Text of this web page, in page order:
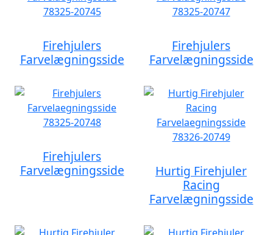
Firehjulers
Farvelægningsside
Firehjulers
Farvelægningsside
Firehjulers
Farvelægningsside
Hurtig Firehjuler
Racing
Farvelægningsside